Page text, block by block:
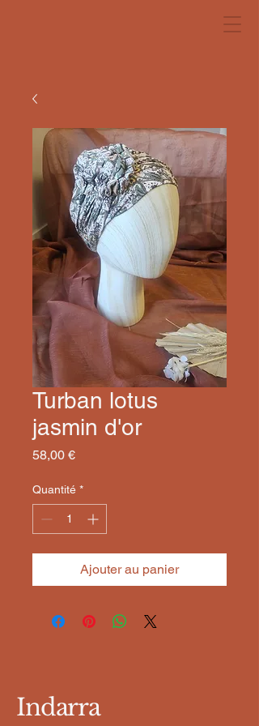
Turban lotus
jasmin d'or
58,00 €Prix
Quantité *
Ajouter au panier
Indarra